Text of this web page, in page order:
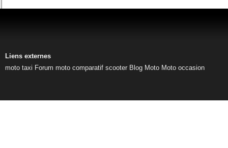
Liens externes
moto taxi Forum moto comparatif scooter Blog Moto Moto occasion